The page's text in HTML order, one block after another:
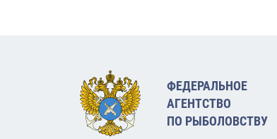
ФЕДЕРАЛЬНОЕ
АГЕНТСТВО
ПО РЫБОЛОВСТВУ